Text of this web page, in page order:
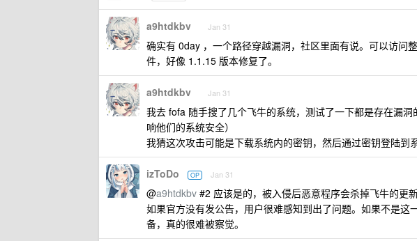
a9htdkbv Jan 31
确实有 0day ，一个路径穿越漏洞，社区里面有说。可以访问
件，好像 1.1.15 版本修复了。
a9htdkbv Jan 31
我去 fofa 随手搜了几个飞牛的系统，测试了一下都是存在漏
响他们的系统安全）
我猜这次攻击可能是下载系统内的密钥，然后通过密钥登陆到
izToDo OP Jan 31
@a9htdkbv #2 应该是的，被入侵后恶意程序会杀掉飞牛的更
如果官方没有发公告，用户很难感知到出了问题。如果不是
备，真的很难被察觉。